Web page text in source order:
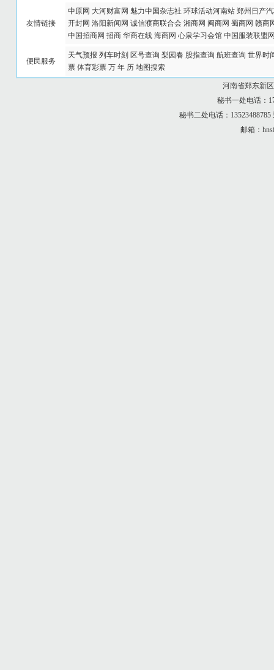
友情链接
中原网 大河财富网 魅力中国杂志社 环球活动河南站 郑州日产
开封网 洛阳新闻网 诚信濮商联合会 湘商网 闽商网 蜀商网 赣商
中国招商网 招商 华商在线 海商网 心泉学习会馆 中国服装联盟
便民服务
天气预报 列车时刻 区号查询 梨园春 股指查询 航班查询 世界时
票 体育彩票 万 年 历 地图搜索
河南省郑东新
秘书一处电话：
秘书二处电话：
邮箱：